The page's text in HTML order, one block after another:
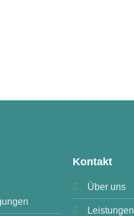
Kontakt
Über uns
Leistungen